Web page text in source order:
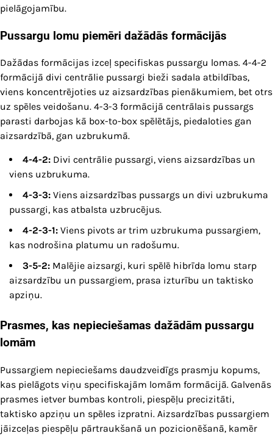
pielāgojamību.
Pussargu lomu piemēri dažādās formācijās
Dažādas formācijas izceļ specifiskas pussargu lomas. 4-4-2
formācijā divi centrālie pussargi bieži sadala atbildības,
viens koncentrējoties uz aizsardzības pienākumiem, bet otrs
uz spēles veidošanu. 4-3-3 formācijā centrālais pussargs
parasti darbojas kā box-to-box spēlētājs, piedaloties gan
aizsardzībā, gan uzbrukumā.
4-4-2: Divi centrālie pussargi, viens aizsardzības un
viens uzbrukuma.
4-3-3: Viens aizsardzības pussargs un divi uzbrukuma
pussargi, kas atbalsta uzbrucējus.
4-2-3-1: Viens pivots ar trim uzbrukuma pussargiem,
kas nodrošina platumu un radošumu.
3-5-2: Malējie aizsargi, kuri spēlē hibrīda lomu starp
aizsardzību un pussargiem, prasa izturību un taktisko
apziņu.
Prasmes, kas nepieciešamas dažādām pussargu
lomām
Pussargiem nepieciešams daudzveidīgs prasmju kopums,
kas pielāgots viņu specifiskajām lomām formācijā. Galvenās
prasmes ietver bumbas kontroli, piespēļu precizitāti,
taktisko apziņu un spēles izpratni. Aizsardzības pussargiem
jāizceļas piespēļu pārtraukšanā un pozicionēšanā, kamēr